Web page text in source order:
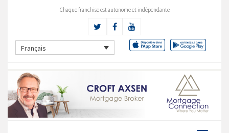
Chaque franchise est autonome et indépendante
Français